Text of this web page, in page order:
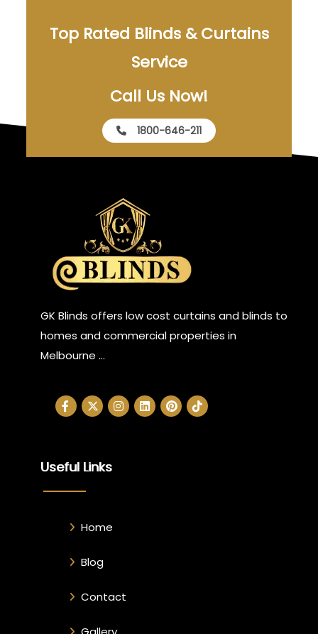
Top Rated Blinds & Curtains
Service
Call Us Now!
1800-646-211
GK Blinds offers low cost curtains and blinds to
homes and commercial properties in
Melbourne …
Useful Links
Home
Blog
Contact